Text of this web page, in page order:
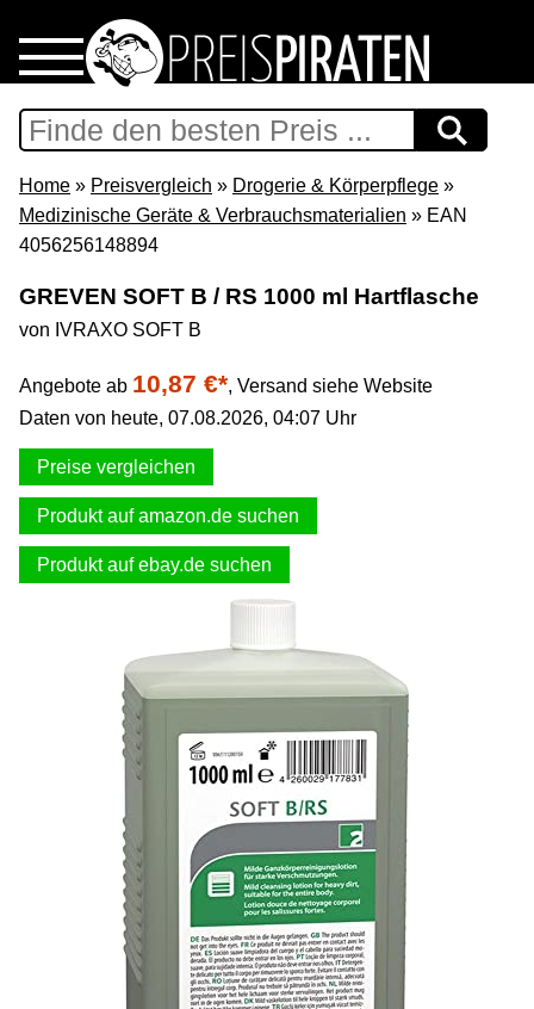
Home
Download
Preispiraten auf Facebook
Support & Newsletter
Presse
Impressum
Home » Preisvergleich » Drogerie & Körperpflege »
Medizinische Geräte & Verbrauchsmaterialien » EAN
4056256148894
GREVEN SOFT B / RS 1000 ml Hartflasche
von IVRAXO SOFT B
Angebote ab 10,87 €*, Versand siehe Website
Daten von heute, 07.08.2026, 04:07 Uhr
Preise vergleichen
Produkt auf amazon.de suchen
Produkt auf ebay.de suchen